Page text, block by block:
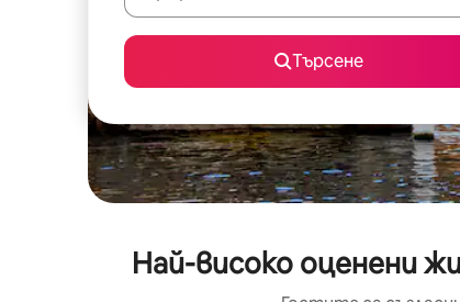
Търсене
Най-високо оценени